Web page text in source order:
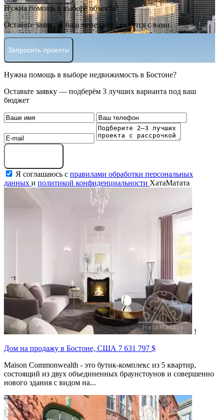
Нужна помощь в выборе объекта?
Оставьте заявку и наш менеджер свяжется с вами.
Запросить проекты
Нужна помощь в выборе недвижимость в Бостоне?
Оставьте заявку — подберём 3 лучших варианта под ваш
бюджет
Я соглашаюсь с правилами обработки персональных
данных и политикой конфиденциальности ХатаМатата
!
Дом на продажу в Бостоне, США 7 631 797 $
Maison Commonwealth - это бутик-комплекс из 5 квартир,
состоящий из двух объединенных браунстоунов и совершенно
нового здания с видом на...